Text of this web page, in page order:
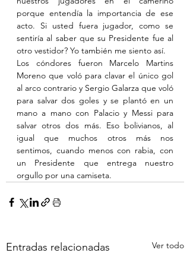
porque entendía la importancia de ese
acto. Si usted fuera jugador, como se
sentiría al saber que su Presidente fue al
otro vestidor? Yo también me siento así.
Los cóndores fueron Marcelo Martins
Moreno que voló para clavar el único gol
al arco contrario y Sergio Galarza que voló
para salvar dos goles y se plantó en un
mano a mano con Palacio y Messi para
salvar otros dos más. Eso bolivianos, al
igual que muchos otros más nos
sentimos, cuando menos con rabia, con
un Presidente que entrega nuestro
orgullo por una camiseta.
Entradas relacionadas Ver todo